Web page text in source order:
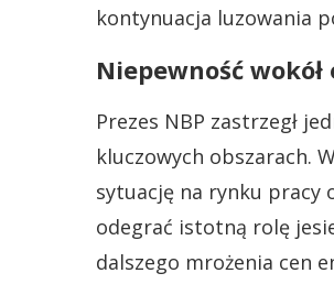
kontynuacja luzowania
Niepewność
Prezes NBP zastrzegł
kluczowych obszarach.
sytuację na rynku pracy
odegrać istotną rolę
dalszego mrożenia cen